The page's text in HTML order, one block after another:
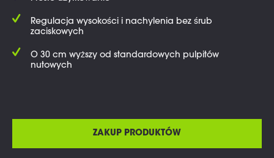
Regulacja wysokości i nachylenia bez śrub
zaciskowych
O 30 cm wyższy od standardowych pulpitów
nutowych
ZAKUP PRODUKTÓW